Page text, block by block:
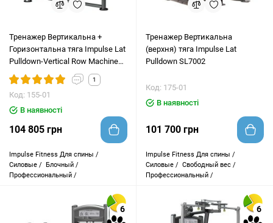
Тренажер Вертикальна +
Горизонтальна тяга Impulse Lat
Pulldown-Vertical Row Machine
IT9322
1
Код: 155-01
В наявності
104 805 грн
Impulse Fitness Для спины /
Силовые /
Блочный /
Профессиональный /
Тренажер Вертикальна
(верхня) тяга Impulse Lat
Pulldown SL7002
Код: 175-01
В наявності
101 700 грн
Impulse Fitness Для спины /
Силовые / Свободный вес /
Профессиональный /
6 6